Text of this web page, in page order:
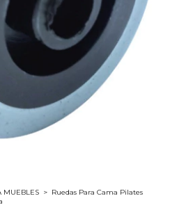
MUEBLES > Ruedas Para Cama Pilates